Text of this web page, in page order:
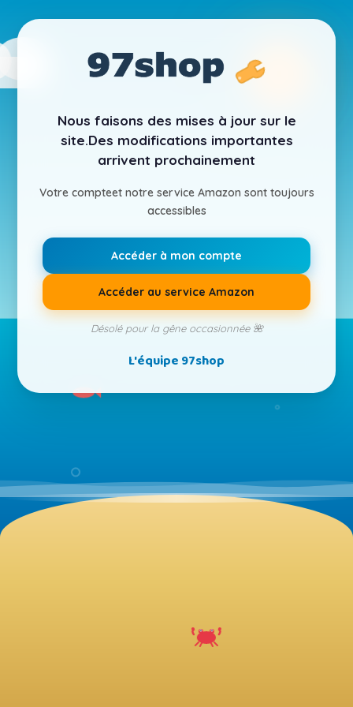
Nous faisons des mises à jour sur le
site.Des modifications importantes
arrivent prochainement
Votre compteet notre service Amazon sont toujours
accessibles
Accéder à mon compte
Accéder au service Amazon
Désolé pour la gêne occasionnée 🌺
L'équipe 97shop